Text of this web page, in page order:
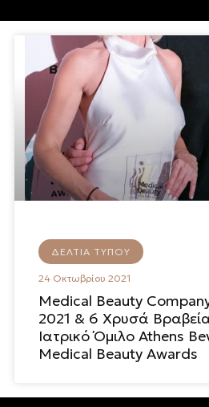
ΔΕΛΤΊΑ ΤΎΠΟΥ
24 Οκτωβρίου 2021
Medical Beauty
2021 & 6 Χρυσά
Ιατρικό Όμιλο Athens
Medical Beauty Awards